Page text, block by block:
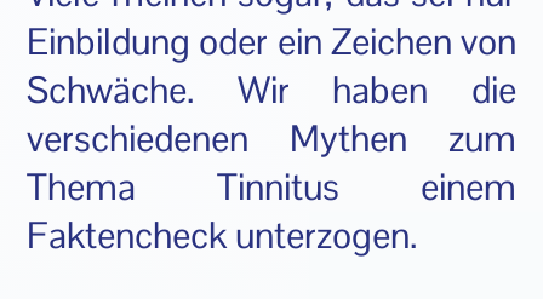
Einbildung oder ein Zeichen von
Schwäche. Wir haben die
verschiedenen Mythen zum
Thema Tinnitus einem
Faktencheck unterzogen.